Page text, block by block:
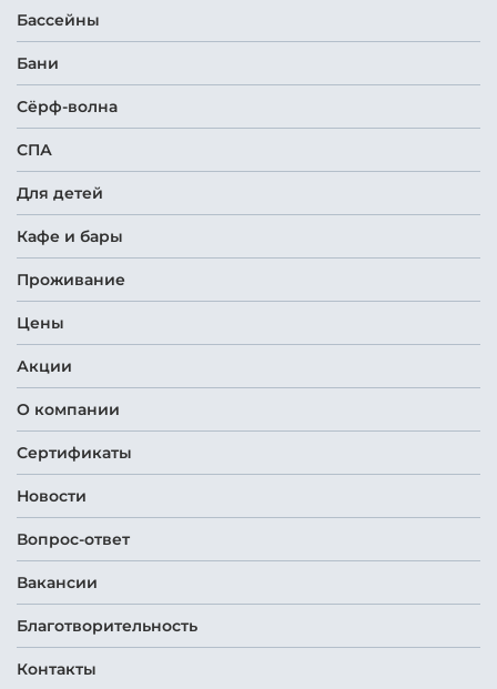
Бассейны
Бани
Сёрф-волна
СПА
Для детей
Кафе и бары
Проживание
Цены
Акции
О компании
Сертификаты
Новости
Вопрос-ответ
Вакансии
Благотворительность
Контакты